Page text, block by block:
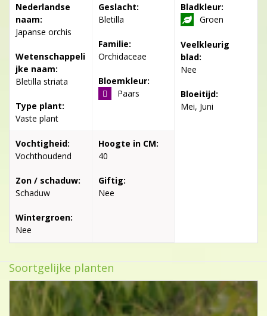
Nederlandse
naam:
Japanse orchis
Wetenschappeli
jke naam:
Bletilla striata
Type plant:
Vaste plant
Geslacht:
Bletilla
Familie:
Orchidaceae
Bloemkleur:
Paars
Bladkleur:
Groen
Veelkleurig
blad:
Nee
Bloeitijd:
Mei, Juni
Vochtigheid:
Vochthoudend
Zon / schaduw:
Schaduw
Wintergroen:
Nee
Hoogte in CM:
40
Giftig:
Nee
Soortgelijke planten